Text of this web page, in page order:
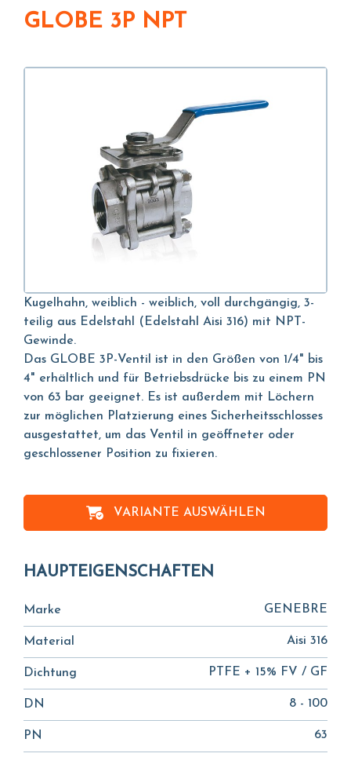
GLOBE 3P NPT
Kugelhahn, weiblich - weiblich, voll durchgängig, 3-
teilig aus Edelstahl (Edelstahl Aisi 316) mit NPT-
Gewinde.
Das GLOBE 3P-Ventil ist in den Größen von 1/4" bis
4" erhältlich und für Betriebsdrücke bis zu einem PN
von 63 bar geeignet. Es ist außerdem mit Löchern
zur möglichen Platzierung eines Sicherheitsschlosses
ausgestattet, um das Ventil in geöffneter oder
geschlossener Position zu fixieren.
VARIANTE AUSWÄHLEN
HAUPTEIGENSCHAFTEN
Marke GENEBRE
Material Aisi 316
Dichtung PTFE + 15% FV / GF
DN 8 - 100
PN 63